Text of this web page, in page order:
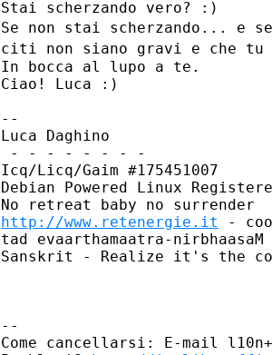
Se non stai scherzando... e
citi non siano gravi e che tu
In bocca al lupo a te.
Ciao! Luca :)
--
Luca Daghino
- - - - - - - -
Icq/Licq/Gaim #175451007
Debian Powered Linux
http://www.retenergie.it
-
tad evaarthamaatra-nirbhaasaM
Sanskrit - Realize it's the
--
Come cancellarsi: E-mail